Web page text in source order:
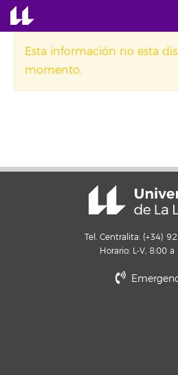
Esta información no esta
momento.
Tel. Centralita: (+34)
Horario: L-V, 8:00